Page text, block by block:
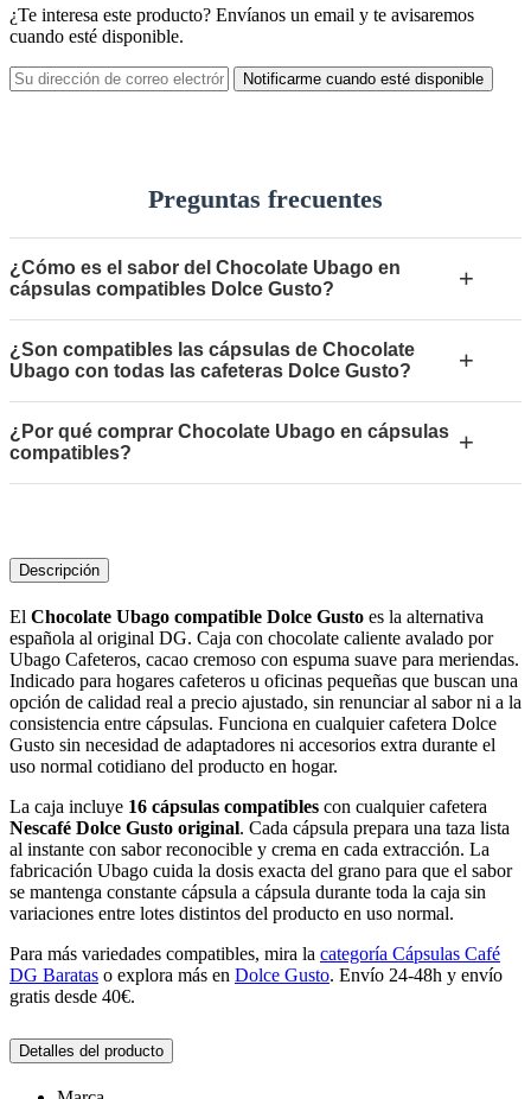
¿Te interesa este producto? Envíanos un email y te avisaremos
cuando esté disponible.
Notificarme cuando esté disponible
Preguntas frecuentes
¿Cómo es el sabor del Chocolate Ubago en
cápsulas compatibles Dolce Gusto?
+
¿Son compatibles las cápsulas de Chocolate
Ubago con todas las cafeteras Dolce Gusto?
+
¿Por qué comprar Chocolate Ubago en cápsulas
compatibles?
+
Descripción
El Chocolate Ubago compatible Dolce Gusto es la alternativa
española al original DG. Caja con chocolate caliente avalado por
Ubago Cafeteros, cacao cremoso con espuma suave para meriendas.
Indicado para hogares cafeteros u oficinas pequeñas que buscan una
opción de calidad real a precio ajustado, sin renunciar al sabor ni a la
consistencia entre cápsulas. Funciona en cualquier cafetera Dolce
Gusto sin necesidad de adaptadores ni accesorios extra durante el
uso normal cotidiano del producto en hogar.
La caja incluye 16 cápsulas compatibles con cualquier cafetera
Nescafé Dolce Gusto original. Cada cápsula prepara una taza lista
al instante con sabor reconocible y crema en cada extracción. La
fabricación Ubago cuida la dosis exacta del grano para que el sabor
se mantenga constante cápsula a cápsula durante toda la caja sin
variaciones entre lotes distintos del producto en uso normal.
Para más variedades compatibles, mira la categoría Cápsulas Café
DG Baratas o explora más en Dolce Gusto. Envío 24-48h y envío
gratis desde 40€.
Detalles del producto